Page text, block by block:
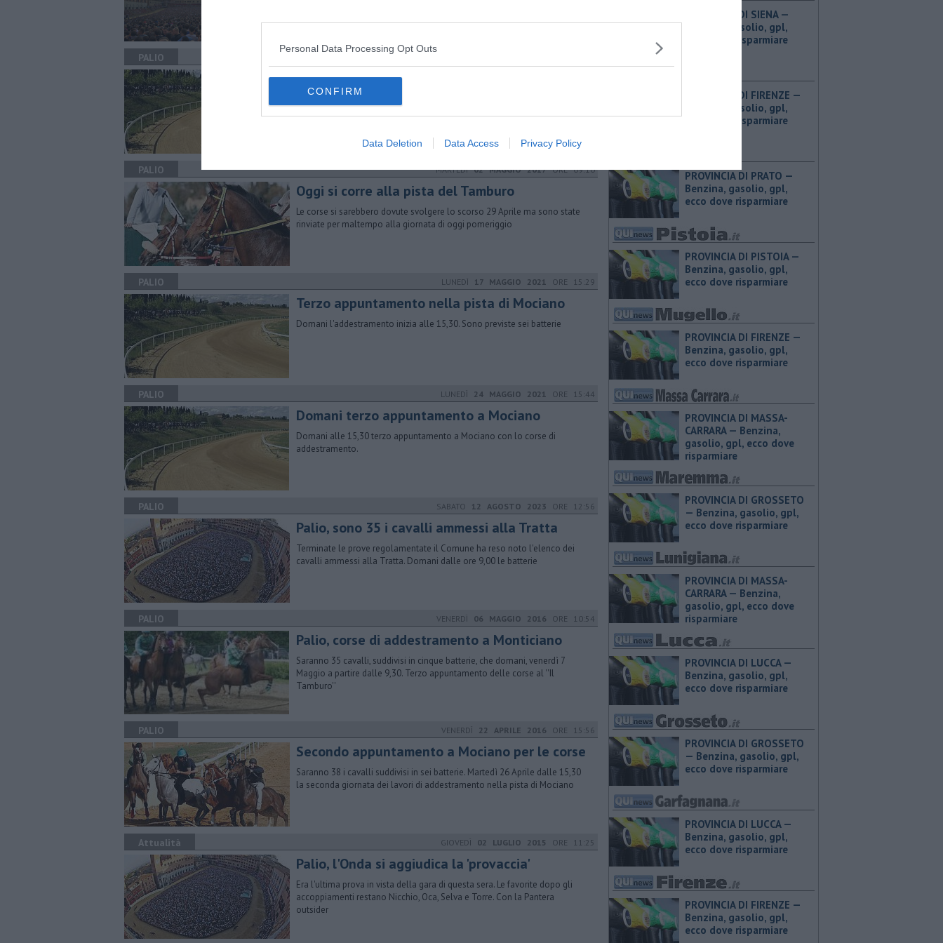
Personal Data Processing Opt Outs
CONFIRM
Data Deletion Data Access Privacy Policy
PALIO
Ultimo addestramento per i cavalli da Palio
PALIO MARTEDÌ02 MAGGIO 2017ORE 09:10
Oggi si corre alla pista del Tamburo
Le corse si sarebbero dovute svolgere lo scorso 29 Aprile ma sono state
rinviate per maltempo alla giornata di oggi pomeriggio
PALIO LUNEDÌ 17 MAGGIO 2021 ORE 15:29
Terzo appuntamento nella pista di Mociano
Domani l'addestramento inizia alle 15,30. Sono previste sei batterie
PALIO LUNEDÌ 24 MAGGIO 2021 ORE 15:44
Domani terzo appuntamento a Mociano
Domani alle 15,30 terzo appuntamento a Mociano con lo corse di
addestramento.
PALIO SABATO 12 AGOSTO 2023 ORE 12:56
Palio, sono 35 i cavalli ammessi alla Tratta
Terminate le prove regolamentate il Comune ha reso noto l'elenco dei
cavalli ammessi alla Tratta. Domani dalle ore 9,00 le batterie
PALIO VENERDÌ 06 MAGGIO 2016 ORE 10:54
Palio, corse di addestramento a Monticiano
​Saranno 35 cavalli, suddivisi in cinque batterie, che domani, venerdì 7
Maggio a partire dalle 9,30. Terzo appuntamento delle corse al ''Il
Tamburo''
PALIO VENERDÌ 22 APRILE 2016 ORE 15:56
Secondo appuntamento a Mociano per le corse
Saranno 38 i cavalli suddivisi in sei batterie. Martedì 26 Aprile dalle 15,30
la seconda giornata dei lavori di addestramento nella pista di Mociano
Attualità GIOVEDÌ 02 LUGLIO 2015 ORE 11:25
Palio, l'Onda si aggiudica la 'provaccia'
Era l'ultima prova in vista della gara di questa sera. Le favorite dopo gli
accoppiamenti restano Nicchio, Oca, Selva e Torre. Con la Pantera
outsider
PROVINCIA DI SIENA — ​
Benzina, gasolio, gpl,
ecco dove risparmiare
PROVINCIA DI FIRENZE — ​
Benzina, gasolio, gpl,
ecco dove risparmiare
PROVINCIA DI PRATO — ​
Benzina, gasolio, gpl,
ecco dove risparmiare
PROVINCIA DI PISTOIA — ​
Benzina, gasolio, gpl,
ecco dove risparmiare
PROVINCIA DI FIRENZE — ​
Benzina, gasolio, gpl,
ecco dove risparmiare
PROVINCIA DI MASSA-
CARRARA — ​Benzina,
gasolio, gpl, ecco dove
risparmiare
PROVINCIA DI GROSSETO
— ​Benzina, gasolio, gpl,
ecco dove risparmiare
PROVINCIA DI MASSA-
CARRARA — ​Benzina,
gasolio, gpl, ecco dove
risparmiare
PROVINCIA DI LUCCA — ​
Benzina, gasolio, gpl,
ecco dove risparmiare
PROVINCIA DI GROSSETO
— ​Benzina, gasolio, gpl,
ecco dove risparmiare
PROVINCIA DI LUCCA — ​
Benzina, gasolio, gpl,
ecco dove risparmiare
PROVINCIA DI FIRENZE — ​
Benzina, gasolio, gpl,
ecco dove risparmiare